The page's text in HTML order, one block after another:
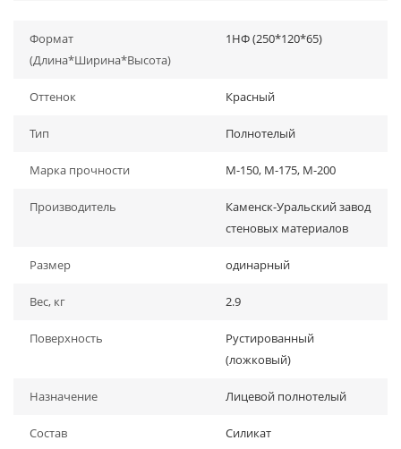
Формат
(Длина*Ширина*Высота)
1НФ (250*120*65)
Оттенок Красный
Тип Полнотелый
Марка прочности М-150, М-175, М-200
Производитель
Каменск-Уральский завод
стеновых материалов
Размер одинарный
Вес, кг 2.9
Поверхность
Рустированный
(ложковый)
Назначение Лицевой полнотелый
Состав Силикат